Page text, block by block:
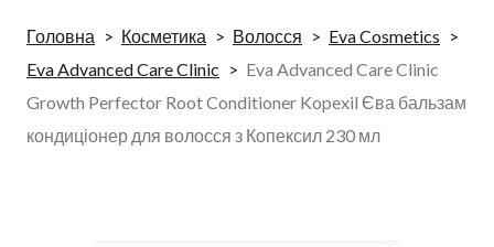
Головна Косметика Волосся
Eva Cosmetics
Eva Advanced Care Clinic
Eva Advanced Care Clinic
Growth Perfector Root Conditioner Kopexil Єва бальзам
кондиціонер для волосся з Копексил 230 мл